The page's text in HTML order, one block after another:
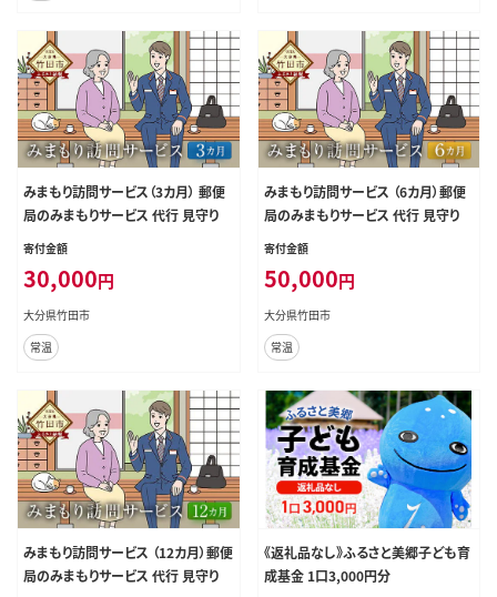
みまもり訪問サービス（3カ月） 郵便
局のみまもりサービス 代行 見守り
寄付金額
30,000円
大分県竹田市
常温
みまもり訪問サービス （6カ月）郵便
局のみまもりサービス 代行 見守り
寄付金額
50,000円
大分県竹田市
常温
みまもり訪問サービス （12カ月）郵便
局のみまもりサービス 代行 見守り
《返礼品なし》ふるさと美郷子ども育
成基金 1口3,000円分